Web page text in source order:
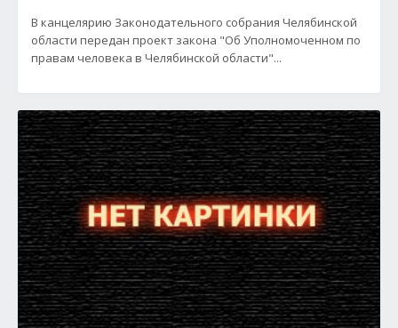
В канцелярию Законодательного собрания Челябинской
области передан проект закона "Об Уполномоченном по
правам человека в Челябинской области"...